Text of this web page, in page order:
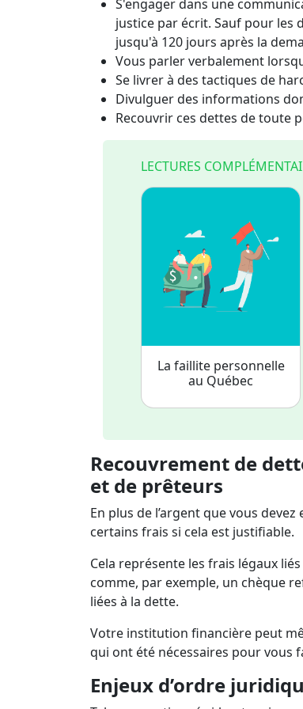
S'engager dans une
justice par écrit. Sauf pour les
jusqu'à 120 jours après la
Vous parler verbalement
Se livrer à des tactiques de
Divulguer des informations
Recouvrir ces dettes de toute
LECTURES
La faillite personnelle
au Québec
Recouvrement de
et de prêteurs
En plus de l’argent que vous
certains frais si cela est justifiable.
Cela représente les frais légaux
comme, par exemple, un chèque
liées à la dette.
Votre institution financière peut
qui ont été nécessaires pour vous
Enjeux d’ordre